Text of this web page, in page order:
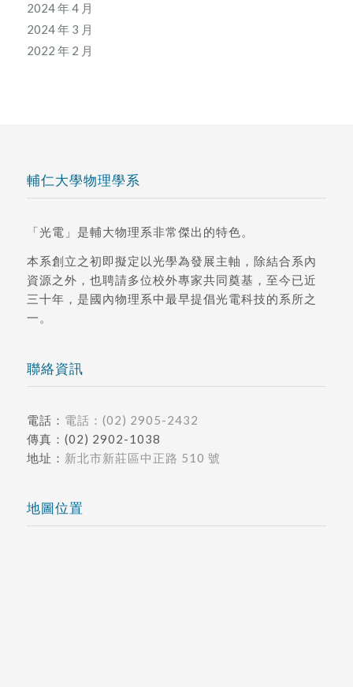
2024 年 4 月
2024 年 3 月
2022 年 2 月
輔仁大學物理學系
「光電」是輔大物理系非常傑出的特色。
本系創立之初即擬定以光學為發展主軸，除結合系內
資源之外，也聘請多位校外專家共同奠基，至今已近
三十年，是國內物理系中最早提倡光電科技的系所之
一。
聯絡資訊
電話： 電話：(02) 2905-2432
傳真：(02) 2902-1038
地址： 新北市新莊區中正路 510 號
地圖位置